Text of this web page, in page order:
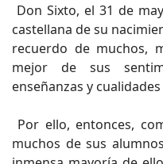
Don Sixto, el 31 de
castellana de su
recuerdo de muchos,
mejor de sus
enseñanzas y
Por ello, entonces,
muchos de sus